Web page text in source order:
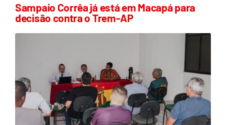
Sampaio Corrêa já está em Macapá para
decisão contra o Trem-AP